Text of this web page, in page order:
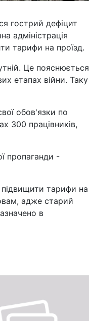
гострий дефіцит
адміністрація
тарифи на проїзд.
Це пояснюється
етапах війни. Таку
обов'язки по
300 працівників,
пропаганди -
підвищити тарифи на
адже старий
в